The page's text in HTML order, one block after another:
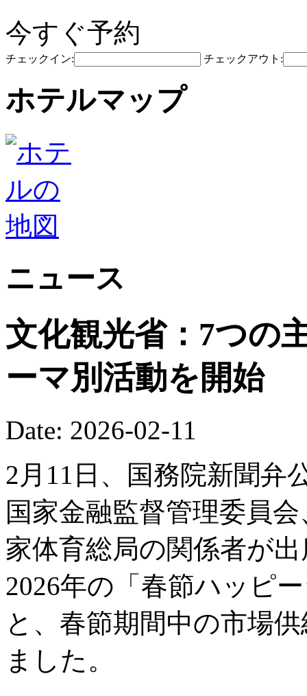
今すぐ予約
チェックイン: チェックアウト:
ホテルマップ
ニュース
文化観光省：7つの
ーマ別活動を開始
Date: 2026-02-11
2月11日、国務院新聞弁
国家金融監督管理委員
家体育総局の関係者が
2026年の「春節ハッピ
と、春節期間中の市場
ました。